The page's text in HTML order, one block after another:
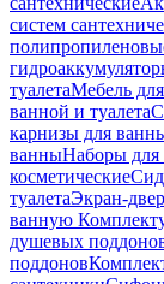
систем
туалетаМебель
ванной и туалета
карнизы для
ванныНаборы для
косметические
туалетаЭкран-
ванную
душевых
поддонов